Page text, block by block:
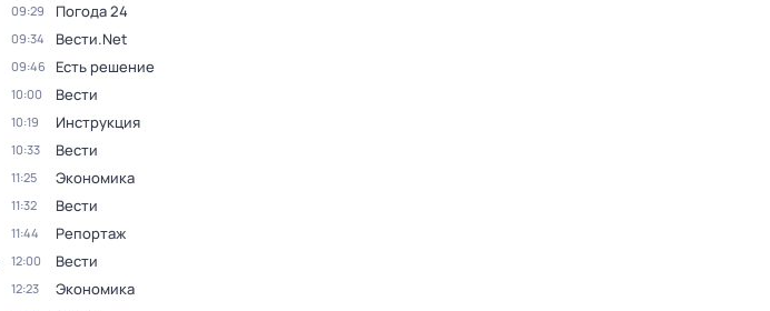
09:29 Погода 24
09:34 Вести.Net
09:46 Есть решение
10:00 Вести
10:19 Инструкция
10:33 Вести
11:25 Экономика
11:32 Вести
11:44 Репортаж
12:00 Вести
12:23 Экономика